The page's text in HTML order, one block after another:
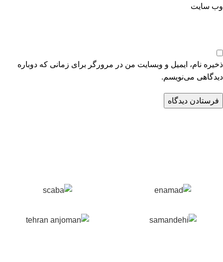
وب‌ سایت
ذخیره نام، ایمیل و وبسایت من در مرورگر برای زمانی که دوباره
دیدگاهی می‌نویسم.